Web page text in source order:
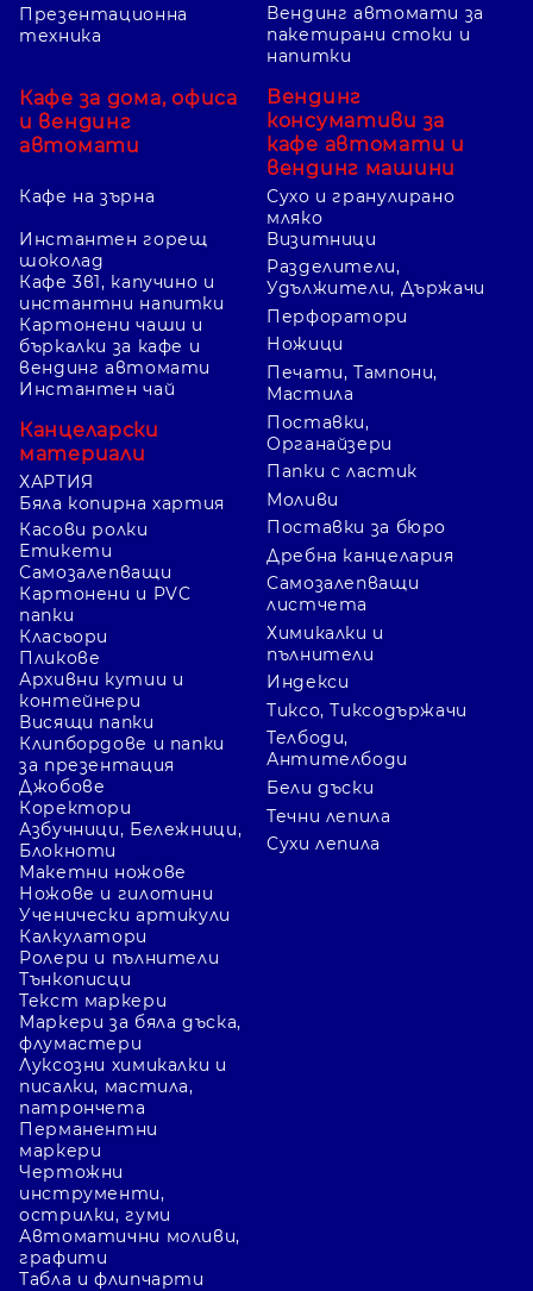
Презентационна
техника
Кафе за дома, офиса
и вендинг
автомати
Кафе на зърна
Вендинг автомати за
пакетирани стоки и
напитки
Вендинг
консумативи за
кафе автомати и
вендинг машини
Сухо и гранулирано
мляко
Инстантен горещ
шоколад
Кафе 3в1, капучино и
инстантни напитки
Картонени чаши и
бъркалки за кафе и
вендинг автомати
Инстантен чай
Канцеларски
материали
ХАРТИЯ
Бяла копирна хартия
Касови ролки
Етикети
Самозалепващи
Картонени и PVC
папки
Класьори
Пликове
Архивни кутии и
контейнери
Висящи папки
Клипбордове и папки
за презентация
Джобове
Коректори
Азбучници, Бележници,
Блокноти
Визитници
Разделители,
Удължители, Държачи
Перфоратори
Ножици
Печати, Тампони,
Мастила
Поставки,
Органайзери
Папки с ластик
Моливи
Поставки за бюро
Дребна канцелария
Самозалепващи
листчета
Химикалки и
пълнители
Индекси
Тиксо, Тиксодържачи
Телбоди,
Антителбоди
Бели дъски
Течни лепила
Сухи лепила
Макетни ножове
Ножове и гилотини
Ученически артикули
Калкулатори
Ролери и пълнители
Тънкописци
Текст маркери
Маркери за бяла дъска,
флумастери
Луксозни химикалки и
писалки, мастила,
патрончета
Перманентни
маркери
Чертожни
инструменти,
острилки, гуми
Автоматични моливи,
графити
Табла и флипчарти